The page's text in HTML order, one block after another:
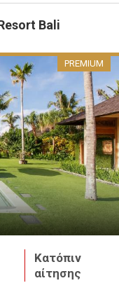
Bali
PREMIUM
Κατόπιν
αίτησης